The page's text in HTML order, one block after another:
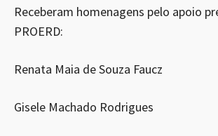
Receberam homenagens pelo apoio
PROERD:
Renata Maia de Souza Faucz
Gisele Machado Rodrigues